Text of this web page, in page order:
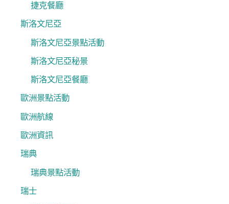
捷克餐廳
斯洛文尼亞
斯洛文尼亞景點活動
斯洛文尼亞秘景
斯洛文尼亞餐廳
歐洲景點活動
歐洲航線
歐洲資訊
瑞典
瑞典景點活動
瑞士